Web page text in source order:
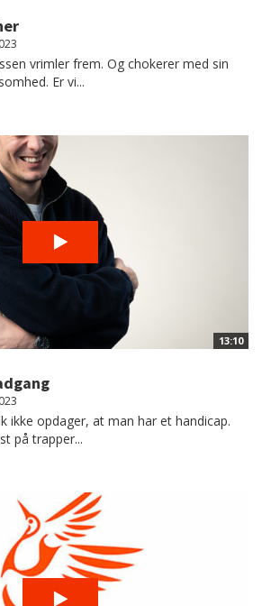
vrimler frem. Og chokerer med sin
Er vi...
13:10
ikke opdager, at man har et handicap.
på trapper...